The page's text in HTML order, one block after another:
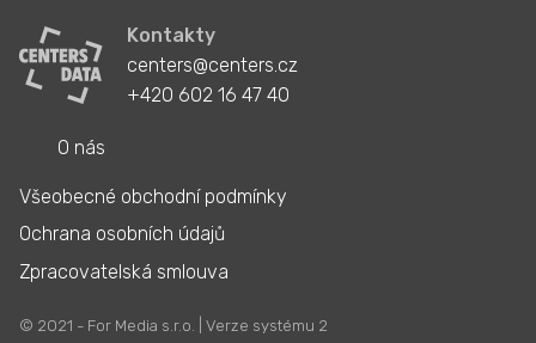
Kontakty
centers@centers.cz
+420 602 16 47 40
O nás
Všeobecné obchodní podmínky
Ochrana osobních údajů
Zpracovatelská smlouva
© 2021 - For Media s.r.o. | Verze systému 2